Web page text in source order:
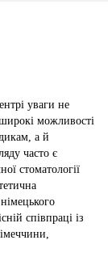
уваги не
можливості
а й
часто є
стоматології
співпраці із